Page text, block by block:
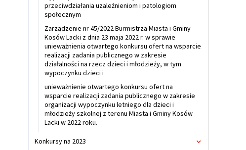
przeciwdziałania uzależnieniom i patologiom
społecznym
Zarządzenie nr 45/2022 Burmistrza Miasta i Gminy
Kosów Lacki z dnia 23 maja 2022 r. w sprawie
unieważnienia otwartego konkursu ofert na wsparcie
realizacji zadania publicznego w zakresie
działalności na rzecz dzieci i młodzieży, w tym
wypoczynku dzieci i
unieważnienie otwartego konkursu ofert na
wsparcie realizacji zadania publicznego w zakresie
organizacji wypoczynku letniego dla dzieci i
młodzieży szkolnej z terenu Miasta i Gminy Kosów
Lacki w 2022 roku.
Konkursy na 2023
Rozwiń